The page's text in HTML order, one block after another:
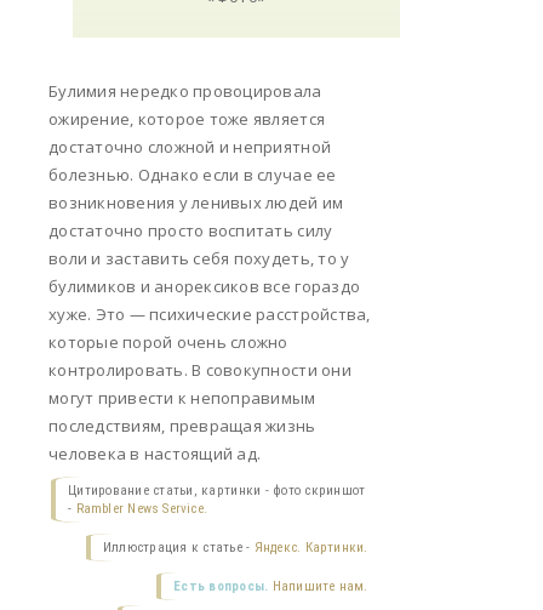
Булимия нередко провоцировала
ожирение, которое тоже является
достаточно сложной и неприятной
болезнью. Однако если в случае ее
возникновения у ленивых людей им
достаточно просто воспитать силу
воли и заставить себя похудеть, то у
булимиков и анорексиков все гораздо
хуже. Это — психические расстройства,
которые порой очень сложно
контролировать. В совокупности они
могут привести к непоправимым
последствиям, превращая жизнь
человека в настоящий ад.
Цитирование статьи, картинки - фото скриншот
- Rambler News Service.
Иллюстрация к статье - Яндекс. Картинки.
Есть вопросы. Напишите нам.